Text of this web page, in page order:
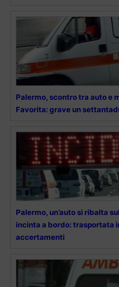
Palermo, scontro tra auto e
Favorita: grave un
Palermo, un’auto si ribalta
incinta a bordo: trasportata
accertamenti